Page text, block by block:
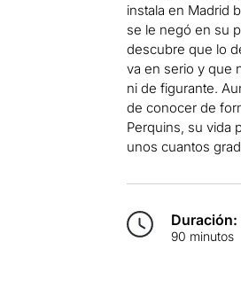
instala en Madrid
se le negó en su
descubre que lo
va en serio y que
ni de figurante.
de conocer de
Perquins, su vida
unos cuantos
Duración:
90 minutos